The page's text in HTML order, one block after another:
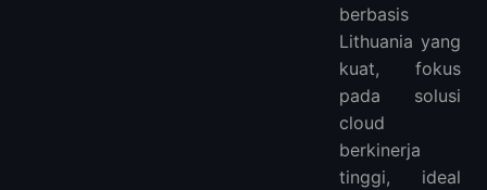
berbasis
Lithuania yang
kuat, fokus
pada solusi
cloud
berkinerja
tinggi, ideal